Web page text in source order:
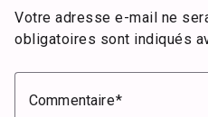
Votre adresse e-mail ne
obligatoires sont indiqués
Commentaire